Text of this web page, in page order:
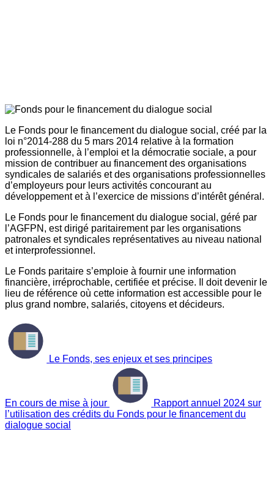
Le Fonds pour le financement du dialogue social, créé par la
loi n°2014-288 du 5 mars 2014 relative à la formation
professionnelle, à l’emploi et la démocratie sociale, a pour
mission de contribuer au financement des organisations
syndicales de salariés et des organisations professionnelles
d’employeurs pour leurs activités concourant au
développement et à l’exercice de missions d’intérêt général.
Le Fonds pour le financement du dialogue social, géré par
l’AGFPN, est dirigé paritairement par les organisations
patronales et syndicales représentatives au niveau national
et interprofessionnel.
Le Fonds paritaire s’emploie à fournir une information
financière, irréprochable, certifiée et précise. Il doit devenir le
lieu de référence où cette information est accessible pour le
plus grand nombre, salariés, citoyens et décideurs.
Le Fonds, ses enjeux et ses principes
En cours de mise à jour
Rapport annuel 2024 sur
l’utilisation des crédits du Fonds pour le financement du
dialogue social